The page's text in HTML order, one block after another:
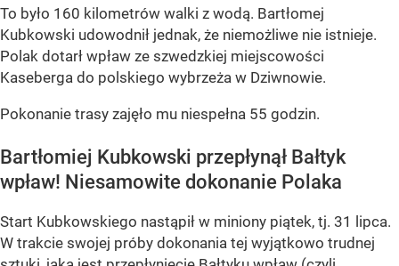
To było 160 kilometrów walki z wodą. Bartłomej
Kubkowski udowodnił jednak, że niemożliwe nie istnieje.
Polak dotarł wpław ze szwedzkiej miejscowości
Kaseberga do polskiego wybrzeża w Dziwnowie.
Pokonanie trasy zajęło mu niespełna 55 godzin.
Bartłomiej Kubkowski przepłynął Bałtyk
wpław! Niesamowite dokonanie Polaka
Start Kubkowskiego nastąpił w miniony piątek, tj. 31 lipca.
W trakcie swojej próby dokonania tej wyjątkowo trudnej